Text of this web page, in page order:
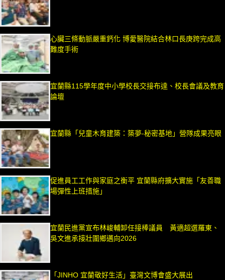
心臟三條動脈嚴重鈣化 博愛醫院結合林口長庚跨完成高
難度手術
宜蘭縣115學年度中小學校長交接布達、校長會議及教育
論壇
宜蘭縣「兒童木育建築：築夢-秘密基地」營隊成果亮眼
促進員工工作與家庭之衡平 宜蘭縣府擴大實施「友善職
場彈性上班措施」
宜蘭民進黨宣布林峻輔卸任接棒議員 黃適超選羅東、
吳文進承接壯圍鄉邁向2026
「JINHO 宜蘭敬好生活」臺灣文博會盛大展出